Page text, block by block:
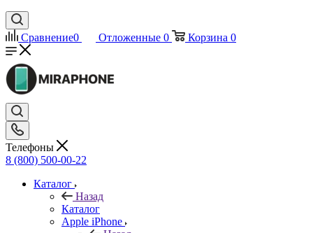
Сравнение0 Отложенные 0 Корзина 0
Телефоны
8 (800) 500-00-22
Каталог
Назад
Каталог
Apple iPhone